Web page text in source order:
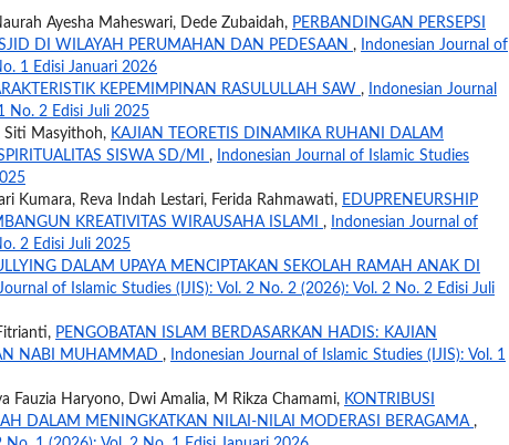
Ayesha Maheswari, Dede Zubaidah, PERBANDINGAN PERSEPSI
DI WILAYAH PERUMAHAN DAN PEDESAAN ,
Indonesian Journal of
1 Edisi Januari 2026
KEPEMIMPINAN RASULULLAH SAW ,
Indonesian Journal
No. 2 Edisi Juli 2025
Siti Masyithoh, KAJIAN TEORETIS DINAMIKA RUHANI DALAM
SISWA SD/MI ,
Indonesian Journal of Islamic Studies
Kumara, Reva Indah Lestari, Ferida Rahmawati, EDUPRENEURSHIP
KREATIVITAS WIRAUSAHA ISLAMI ,
Indonesian Journal of
2 Edisi Juli 2025
DALAM UPAYA MENCIPTAKAN SEKOLAH RAMAH ANAK DI
of Islamic Studies (IJIS): Vol. 2 No. 2 (2026): Vol. 2 No. 2 Edisi Juli
PENGOBATAN ISLAM BERDASARKAN HADIS: KAJIAN
NABI MUHAMMAD ,
Indonesian Journal of Islamic Studies (IJIS): Vol. 1
Fauzia Haryono, Dwi Amalia, M Rikza Chamami, KONTRIBUSI
DALAM MENINGKATKAN NILAI-NILAI MODERASI BERAGAMA ,